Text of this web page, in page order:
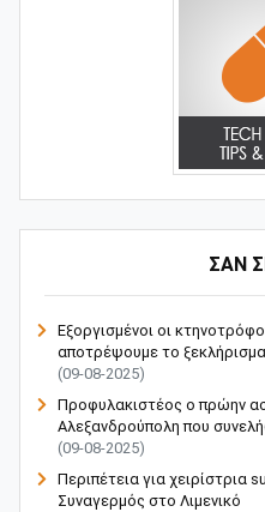
ΣΑΝ
Εξοργισμένοι οι
αποτρέψουμε το
(09-08-2025)
Προφυλακιστέος ο πρώην
Αλεξανδρούπολη που
(09-08-2025)
Περιπέτεια για χειρίστρια
Συναγερμός στο Λιμενικό